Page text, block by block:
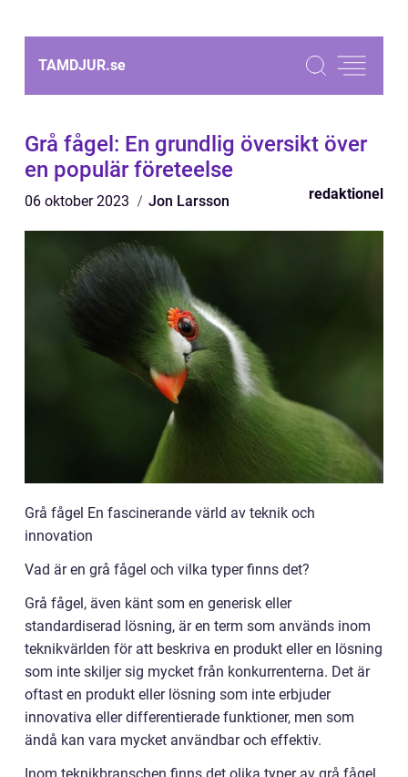
TAMDJUR.se
Grå fågel: En grundlig översikt över
en populär företeelse
06 oktober 2023 Jon Larsson redaktionel
Grå fågel En fascinerande värld av teknik och
innovation
Vad är en grå fågel och vilka typer finns det?
Grå fågel, även känt som en generisk eller
standardiserad lösning, är en term som används inom
teknikvärlden för att beskriva en produkt eller en lösning
som inte skiljer sig mycket från konkurrenterna. Det är
oftast en produkt eller lösning som inte erbjuder
innovativa eller differentierade funktioner, men som
ändå kan vara mycket användbar och effektiv.